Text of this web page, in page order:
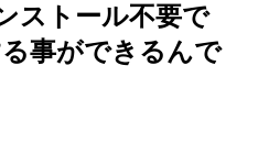
ストール不要で
事ができるんで